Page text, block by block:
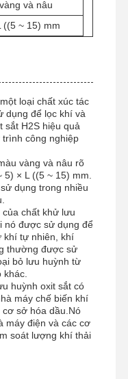
Chloride
chloride
và nâu
((5 ~ 15) mm
loại chất xúc tác
dụng để lọc khí và
sắt H2S hiệu quả
công nghiệp
vàng và nâu rõ
× L ((5 ~ 15) mm.
dụng trong nhiều
chất khử lưu
nó được sử dụng để
khí tự nhiên, khí
thường được sử
bỏ lưu huỳnh từ
huỳnh oxit sắt có
máy chế biến khí
sở hóa dầu.Nó
máy điện và các cơ
soát lượng khí thải